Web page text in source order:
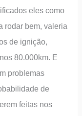
eles como
rodar bem, valeria
de ignição,
80.000km. E
problemas
de
feitas nos